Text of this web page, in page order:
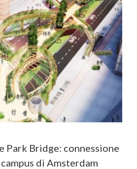
Park Bridge: connessione
di Amsterdam